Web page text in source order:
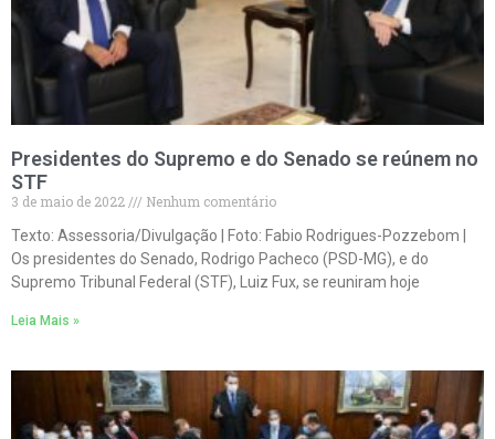
Presidentes do Supremo e do Senado se reúnem no
STF
3 de maio de 2022
Nenhum comentário
Texto: Assessoria/Divulgação | Foto: Fabio Rodrigues-Pozzebom |
Os presidentes do Senado, Rodrigo Pacheco (PSD-MG), e do
Supremo Tribunal Federal (STF), Luiz Fux, se reuniram hoje
Leia Mais »